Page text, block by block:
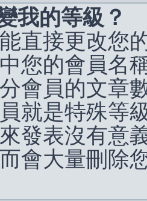
我的等級？
直接更改您
您的會員名
會員的文章
就是特殊等
發表沒有意
會大量刪除